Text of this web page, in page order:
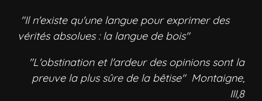
"Il n'existe qu'une langue pour exprimer des
vérités absolues : la langue de bois"
"L'obstination et l'ardeur des opinions sont la
preuve la plus sûre de la bêtise" Montaigne,
III,8